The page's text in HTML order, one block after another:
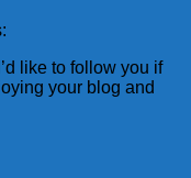
like to follow you if
your blog and